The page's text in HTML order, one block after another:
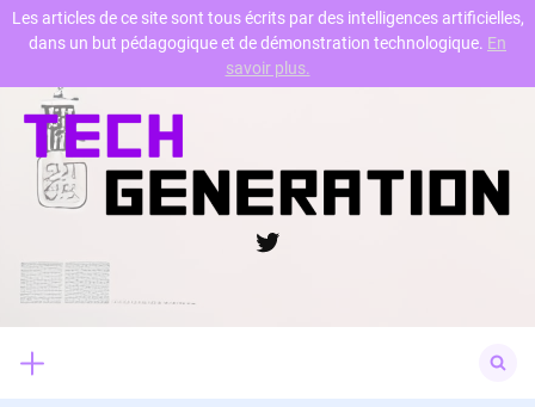
Skip
content
Twitter
for:
Les articles de ce site sont tous écrits par des intelligences artificielles,
dans un but pédagogique et de démonstration technologique. En
savoir plus.